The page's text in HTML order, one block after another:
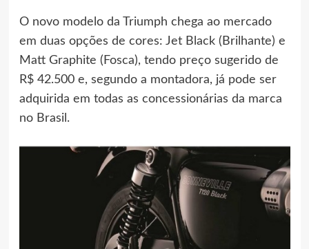
O novo modelo da Triumph chega ao mercado
em duas opções de cores: Jet Black (Brilhante) e
Matt Graphite (Fosca), tendo preço sugerido de
R$ 42.500 e, segundo a montadora, já pode ser
adquirida em todas as concessionárias da marca
no Brasil.